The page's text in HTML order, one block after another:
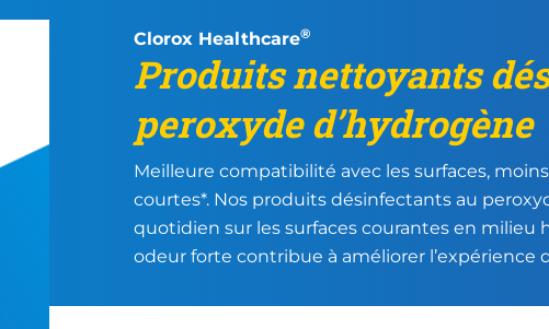
Clorox Healthcare®
Produits nettoyants
peroxyde d’hydrogène
Meilleure compatibilité avec les surfaces,
courtes*. Nos produits désinfectants au
quotidien sur les surfaces courantes en milieu
odeur forte contribue à améliorer l’expérience